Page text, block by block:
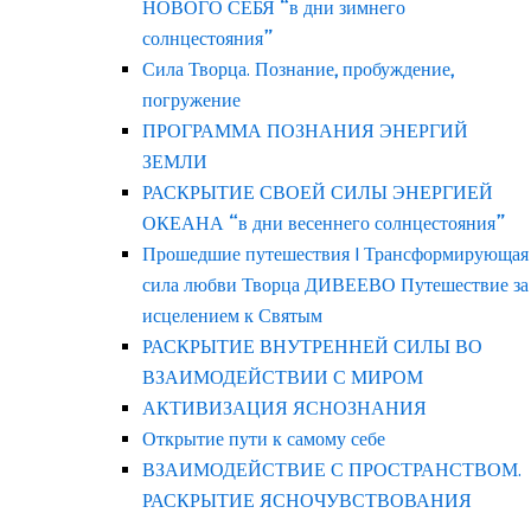
НОВОГО СЕБЯ “в дни зимнего
солнцестояния”
Сила Творца. Познание, пробуждение,
погружение
ПРОГРАММА ПОЗНАНИЯ ЭНЕРГИЙ
ЗЕМЛИ
РАСКРЫТИЕ СВОЕЙ СИЛЫ ЭНЕРГИЕЙ
ОКЕАНА “в дни весеннего солнцестояния”
Прошедшие путешествия | Трансформирующая
сила любви Творца ДИВЕЕВО Путешествие за
исцелением к Святым
РАСКРЫТИЕ ВНУТРЕННЕЙ СИЛЫ ВО
ВЗАИМОДЕЙСТВИИ С МИРОМ
АКТИВИЗАЦИЯ ЯСНОЗНАНИЯ
Открытие пути к самому себе
ВЗАИМОДЕЙСТВИЕ С ПРОСТРАНСТВОМ.
РАСКРЫТИЕ ЯСНОЧУВСТВОВАНИЯ